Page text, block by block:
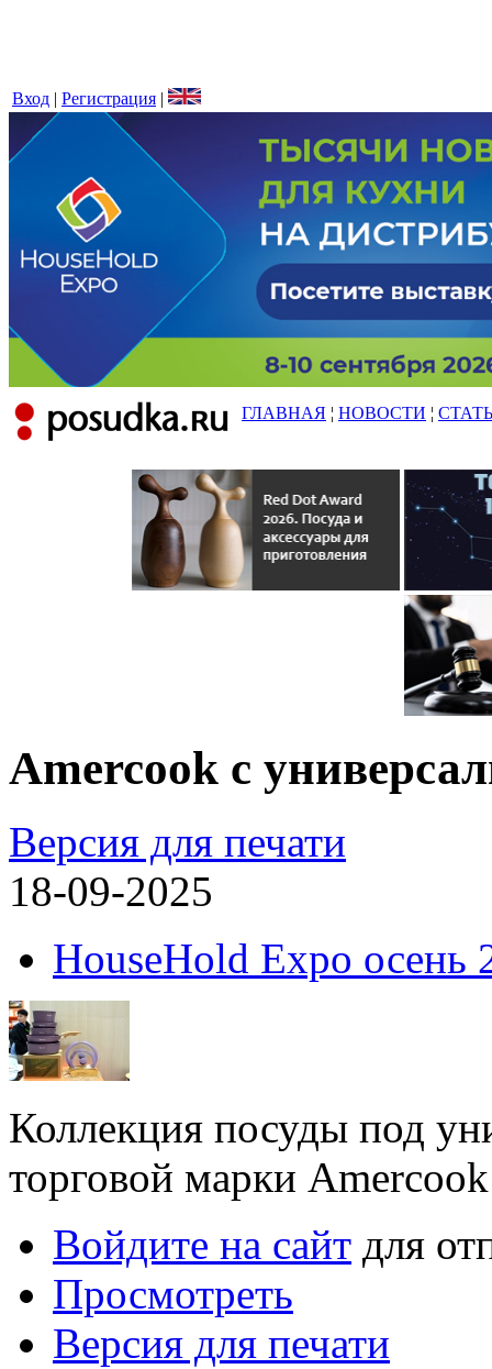
Вход | Регистрация |
ГЛАВНАЯ ¦ НОВОСТИ ¦
Amercook с
Версия для печати
18-09-2025
HouseHold Expo осень
Коллекция посуды под
торговой марки Amercook
Войдите на сайт для
Просмотреть
Версия для печати